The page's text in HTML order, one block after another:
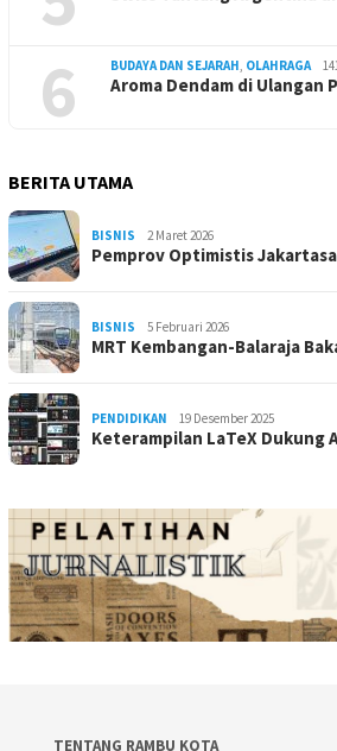
6 BUDAYA DAN SEJARAH, OLAHRAGA
Aroma Dendam di
BERITA UTAMA
BISNIS 2 Maret 2026
Pemprov Optimistis
BISNIS 5 Februari 2026
MRT Kembangan-Balaraja
PENDIDIKAN 19 Desember 2025
Keterampilan LaTeX Dukung
TENTANG RAMBU KOTA